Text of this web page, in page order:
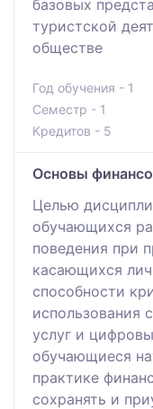
базовых
туристской
обществе
Год обучения - 1
Семестр - 1
Кредитов - 5
Основы
Целью
обучающихся
поведения при
касающихся
способности
использования
услуг и
обучающиеся
практике
сохранять и